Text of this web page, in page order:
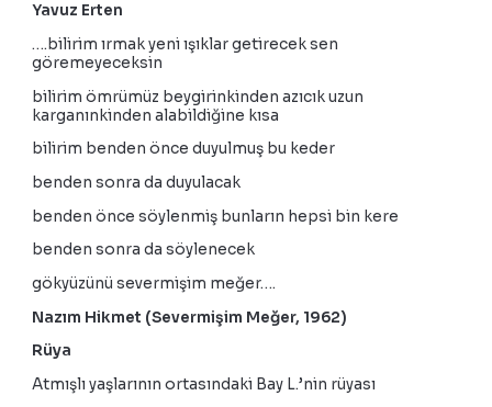
Yavuz Erten
….bilirim ırmak yeni ışıklar getirecek sen
göremeyeceksin
bilirim ömrümüz beygirinkinden azıcık uzun
karganınkinden alabildiğine kısa
bilirim benden önce duyulmuş bu keder
benden sonra da duyulacak
benden önce söylenmiş bunların hepsi bin kere
benden sonra da söylenecek
gökyüzünü severmişim meğer….
Nazım Hikmet (Severmişim Meğer, 1962)
Rüya
Atmışlı yaşlarının ortasındaki Bay L.’nin rüyası